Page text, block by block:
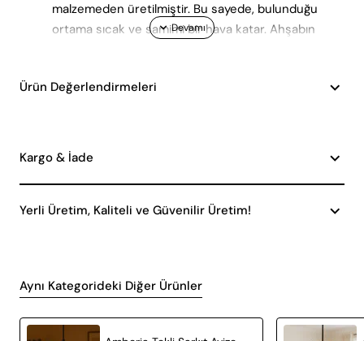
malzemeden üretilmiştir. Bu sayede, bulunduğu
ortama sıcak ve samimi bir hava katar. Ahşabın
E27 Duy Tipi: Geniş bir ampul seçeneği sunan E27
ile kolayca değiştirilebilen ampul yapısı sayesinde
odası gibi geniş alanlar için idealdir. Geniş bir ışık
işlevsel tasarım anlayışı, bu avizeyi modern ev
dekorasyonunun vazgeçilmez bir parçası haline
getirir. Evinizin dekorasyonuna şık bir dokunuş
Ürün Değerlendirmeleri
Kargo & İade
Yerli Üretim, Kaliteli ve Güvenilir Üretim!
Aynı Kategorideki Diğer Ürünler